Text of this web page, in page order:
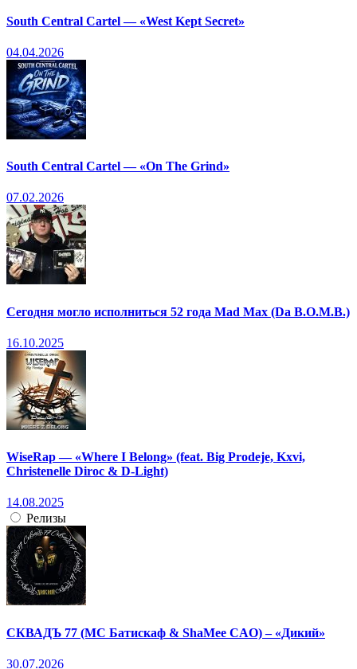
South Central Cartel — «West Kept Secret»
04.04.2026
South Central Cartel — «On The Grind»
07.02.2026
Сегодня могло исполниться 52 года Mad Max (Da B.O.M.B.)
16.10.2025
WiseRap — «Where I Belong» (feat. Big Prodeje, Kxvi,
Christenelle Diroc & D-Light)
14.08.2025
Релизы
СКВАДЪ 77 (МС Батискаф & ShaMee CAO) – «Дикий»
30.07.2026